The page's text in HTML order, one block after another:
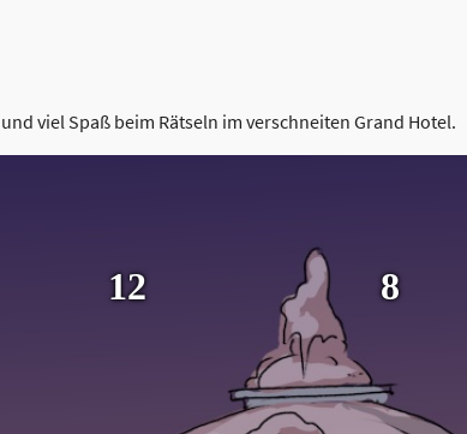
viel Spaß beim Rätseln im verschneiten Grand Hotel.
8
Krippe
12
Schneeball